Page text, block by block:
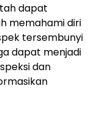
dapat
memahami diri
tersembunyi
dapat menjadi
dan